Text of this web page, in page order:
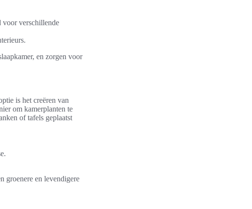
voor verschillende
en zorgen voor
is het creëren van
om kamerplanten te
of tafels geplaatst
groenere en levendigere